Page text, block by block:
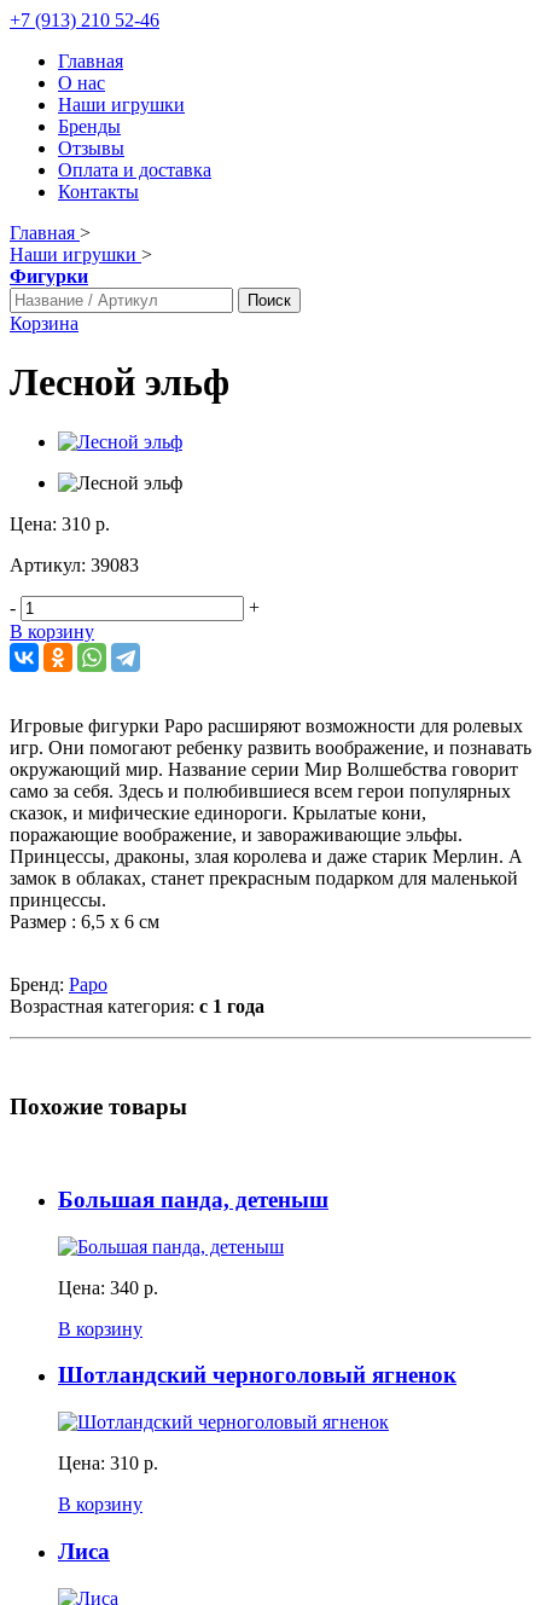
+7 (913) 210 52-46
Главная
О нас
Наши игрушки
Бренды
Отзывы
Оплата и доставка
Контакты
Главная >
Наши игрушки >
Фигурки
Поиск
Корзина
Лесной эльф
Цена: 310 р.
Артикул: 39083
-
+
В корзину
Игровые фигурки Papo расширяют возможности для ролевых
игр. Они помогают ребенку развить воображение, и познавать
окружающий мир. Название серии Мир Волшебства говорит
само за себя. Здесь и полюбившиеся всем герои популярных
сказок, и мифические единороги. Крылатые кони,
поражающие воображение, и завораживающие эльфы.
Принцессы, драконы, злая королева и даже старик Мерлин. А
замок в облаках, станет прекрасным подарком для маленькой
принцессы.
Размер : 6,5 х 6 см
Бренд: Papo
Возрастная категория: с 1 года
Похожие товары
Большая панда, детеныш
Цена: 340 р.
В корзину
Шотландский черноголовый ягненок
Цена: 310 р.
В корзину
Лиса